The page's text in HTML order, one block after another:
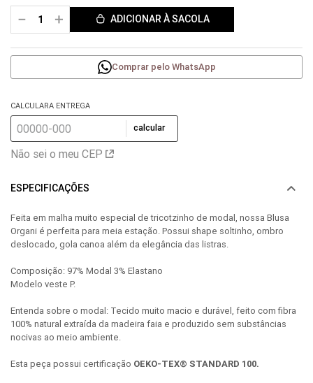
＋
－ ADICIONAR À SACOLA
Comprar pelo WhatsApp
CALCULARA ENTREGA
calcular
Não sei o meu CEP
ESPECIFICAÇÕES
Feita em malha muito especial de tricotzinho de modal, nossa Blusa
Organi é perfeita para meia estação. Possui shape soltinho, ombro
deslocado, gola canoa além da elegância das listras.
Composição: 97% Modal 3% Elastano
Modelo veste P.
Entenda sobre o modal: Tecido muito macio e durável, feito com fibra
100% natural extraída da madeira faia e produzido sem substâncias
nocivas ao meio ambiente.
Esta peça possui certificação OEKO-TEX® STANDARD 100.